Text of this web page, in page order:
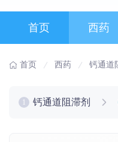
首页 西药
首页 西药 钙通道
钙通道阻滞剂